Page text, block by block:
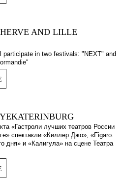
AND LILLE
participate in two festivals: "NEXT" and
«Гастроли лучших театров России
спектакли «Киллер Джо», «Figaro.
дня» и «Калигула» на сцене Театра